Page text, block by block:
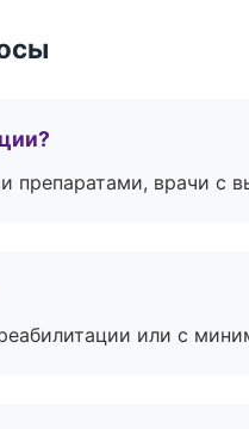
препаратами, врачи с
или с